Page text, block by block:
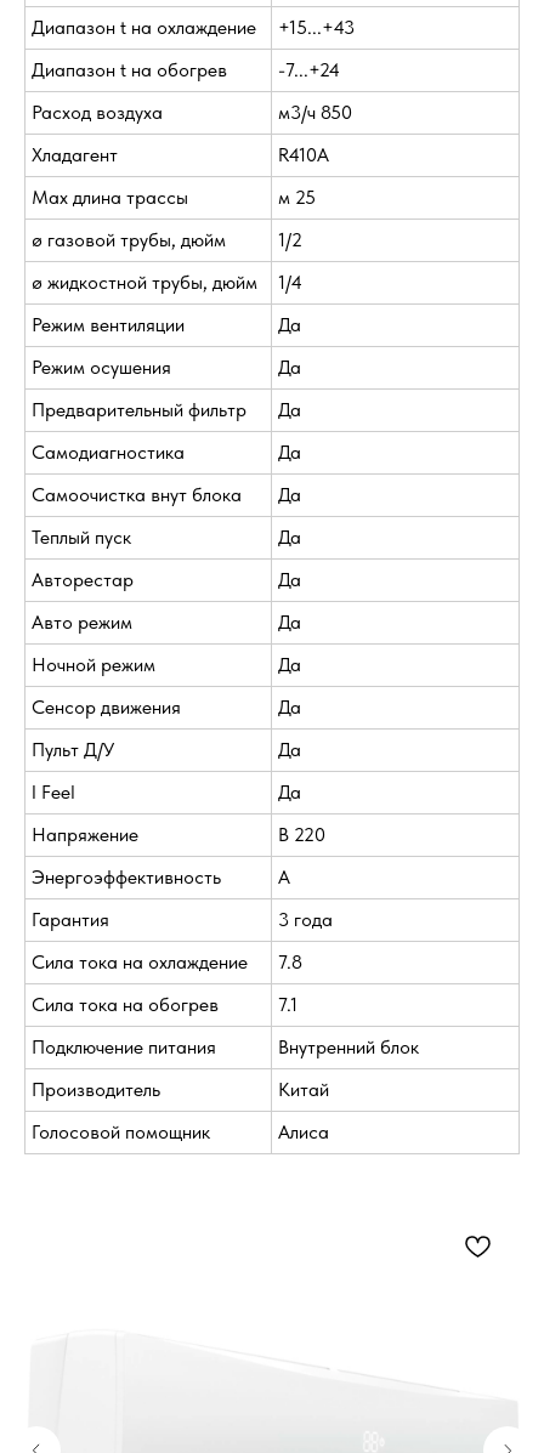
Диапазон t на охлаждение
+15...+43
Диапазон t на обогрев
-7...+24
Расход воздуха
м3/ч 850
Хладагент
R410A
Max длина трассы
м 25
ø газовой трубы, дюйм
1/2
ø жидкостной трубы, дюйм
1/4
Режим вентиляции
Да
Режим осушения
Да
Предварительный фильтр
Да
Самодиагностика
Да
Самоочистка внут блока
Да
Теплый пуск
Да
Авторестар
Да
Авто режим
Да
Ночной режим
Да
Сенсор движения
Да
Пульт Д/У
Да
I Feel
Да
Напряжение
В 220
Энергоэффективность
A
Гарантия
3 года
Сила тока на охлаждение
7.8
Сила тока на обогрев
7.1
Подключение питания
Внутренний блок
Производитель
Китай
Голосовой помощник
Алиса